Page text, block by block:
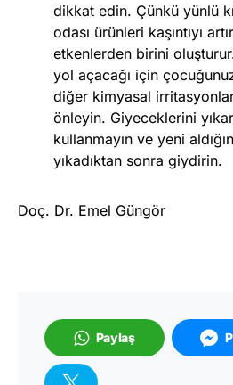
dikkat edin. Çünkü yünlü
odası ürünleri kaşıntıyı
etkenlerden birini
yol açacağı için
diğer kimyasal
önleyin. Giyeceklerini
kullanmayın ve yeni
yıkadıktan sonra giydirin.
Doç. Dr. Emel Güngör
Paylaş